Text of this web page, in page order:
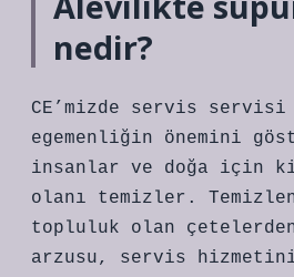
nedir?
CE’mizde servis servisi
egemenliğin önemini
insanlar ve doğa
olanı temizler.
topluluk olan
arzusu, servis